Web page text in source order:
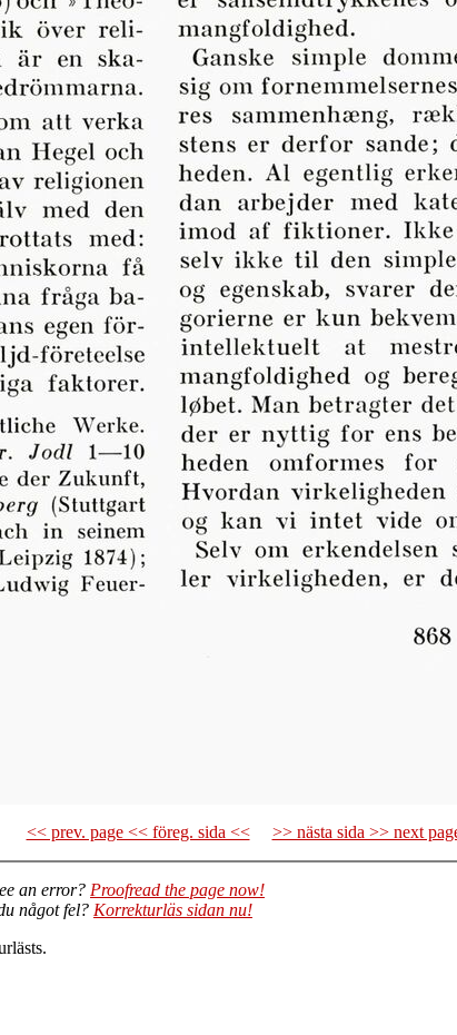
<< prev. page << föreg. sida << >> nästa sida >> next
an error? Proofread the page now!
något fel? Korrekturläs sidan nu!